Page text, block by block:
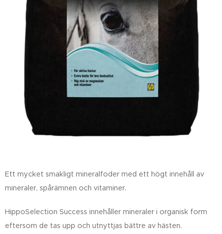
Ett mycket smakligt mineralfoder med ett högt innehåll av
mineraler, spårämnen och vitaminer.
HippoSelection Success innehåller mineraler i organisk form
eftersom de tas upp och utnyttjas bättre av hästen.